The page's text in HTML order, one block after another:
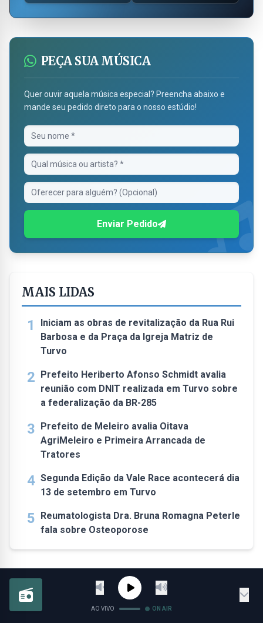
PEÇA SUA MÚSICA
Quer ouvir aquela música especial? Preencha abaixo e
mande seu pedido direto para o nosso estúdio!
Enviar Pedido
MAIS LIDAS
1
Iniciam as obras de revitalização da Rua Rui
Barbosa e da Praça da Igreja Matriz de
Turvo
2
Prefeito Heriberto Afonso Schmidt avalia
reunião com DNIT realizada em Turvo sobre
a federalização da BR-285
3
Prefeito de Meleiro avalia Oitava
AgriMeleiro e Primeira Arrancada de
Tratores
4 Segunda Edição da Vale Race acontecerá dia
13 de setembro em Turvo
5
Reumatologista Dra. Bruna Romagna Peterle
fala sobre Osteoporose
AO VIVO ON AIR